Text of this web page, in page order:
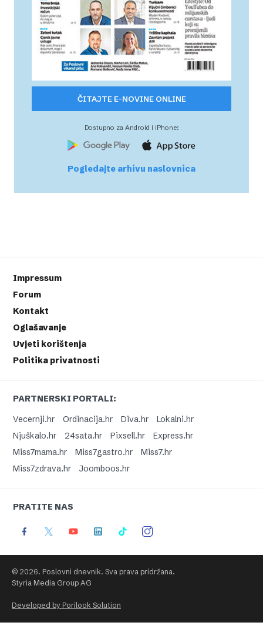
ČITAJTE E-NOVINE ONLINE
Dostupno za Android i iPhone:
Pogledajte arhivu naslovnica
Impressum
Forum
Kontakt
Oglašavanje
Uvjeti korištenja
Politika privatnosti
PARTNERSKI PORTALI:
Vecernji.hr
Ordinacija.hr Diva.hr
Lokalni.hr
Njuškalo.hr
24sata.hr Pixsell.hr
Express.hr
Miss7mama.hr
Miss7gastro.hr
Miss7.hr
Miss7zdrava.hr
Joomboos.hr
PRATITE NAS
© 2026. Poslovni dnevnik. Sva prava pridržana.
Styria Media Group AG
Developed by Porilook Solution